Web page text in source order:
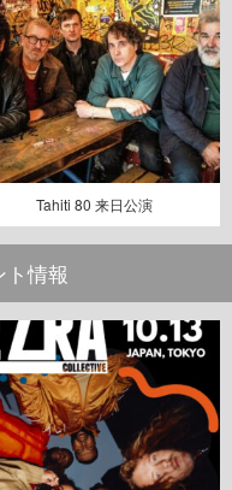
Tahiti 80 来日公演
情報